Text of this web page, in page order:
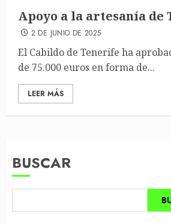
Apoyo a la artesanía de
2 DE JUNIO DE 2025
El Cabildo de Tenerife ha
de 75.000 euros en forma de...
LEER MÁS
BUSCAR